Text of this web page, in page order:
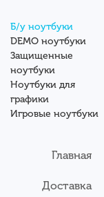
Б/у ноутбуки
DEMO ноутбуки
Защищенные
ноутбуки
Ноутбуки для
графики
Игровые ноутбуки
Мониторы
Серверы
Главная
Доставка